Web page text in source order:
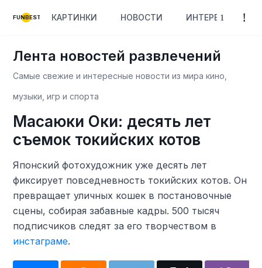
FUNBEST КАРТИНКИ НОВОСТИ ИНТЕРЕСНОЕ
Лента новостей развлечений
Самые свежие и интересные новости из мира кино,
музыки, игр и спорта
Масаюки Оки: десять лет
съемок токийских котов
Японский фотохудожник уже десять лет
фиксирует повседневность токийских котов. Он
превращает уличных кошек в постановочные
сцены, собирая забавные кадры. 500 тысяч
подписчиков следят за его творчеством в
инстаграме.